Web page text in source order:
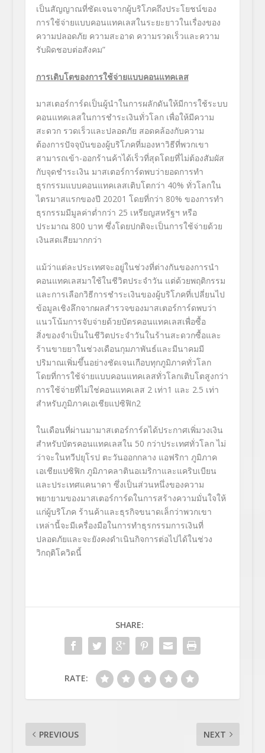
เป็นสัญญาณที่ชัดเจนจากผู้บริโภคถึงประโยชน์ของ
การใช้จ่ายแบบคอนแทคเลสในระยะยาวในเรื่องของ
ความปลอดภัย ความสะอาด ความรวดเร็วและความ
รับผิดชอบต่อสังคม”
การเติบโตของการใช้จ่ายแบบคอนแทคเลส
มาสเตอร์การ์ดเป็นผู้นำในการผลักดันให้มีการใช้ระบบ
คอนแทคเลสในการชำระเงินทั่วโลก เพื่อให้มีความ
สะดวก รวดเร็วและปลอดภัย สอดคล้องกับความ
ต้องการปัจจุบันของผู้บริโภคที่มองหาวิธีที่พวกเขา
สามารถเข้า-ออกร้านค้าได้เร็วที่สุดโดยที่ไม่ต้องสัมผัส
กับจุดชำระเงิน มาสเตอร์การ์ดพบว่ายอดการทำ
ธุรกรรมแบบคอนแทคเลสเติบโตกว่า 40% ทั่วโลกใน
ไตรมาสแรกของปี 20201 โดยที่กว่า 80% ของการทำ
ธุรกรรมมีมูลค่าต่ำกว่า 25 เหรียญสหรัฐฯ หรือ
ประมาณ 800 บาท ซึ่งโดยปกติจะเป็นการใช้จ่ายด้วย
เงินสดเสียมากกว่า
แม้ว่าแต่ละประเทศจะอยู่ในช่วงที่ต่างกันของการนำ
คอนแทคเลสมาใช้ในชีวิตประจำวัน แต่ด้วยพฤติกรรม
และการเลือกวิธีการชำระเงินของผู้บริโภคที่เปลี่ยนไป
ข้อมูลเชิงลึกจากผลสำรวจของมาสเตอร์การ์ดพบว่า
แนวโน้มการจับจ่ายด้วยบัตรคอนแทคเลสเพื่อซื้อ
สิ่งของจำเป็นในชีวิตประจำวันในร้านสะดวกซื้อและ
ร้านขายยาในช่วงเดือนกุมภาพันธ์และมีนาคมมี
ปริมาณเพิ่มขึ้นอย่างชัดเจนเกือบทุกภูมิภาคทั่วโลก
โดยที่การใช้จ่ายแบบคอนแทคเลสทั่วโลกเติบโตสูงกว่า
การใช้จ่ายที่ไม่ใช่คอนแทคเลส 2 เท่า1 และ 2.5 เท่า
สำหรับภูมิภาคเอเชียแปซิฟิก2
ในเดือนที่ผ่านมามาสเตอร์การ์ดได้ประกาศเพิ่มวงเงิน
สำหรับบัตรคอนแทคเลสใน 50 กว่าประเทศทั่วโลก ไม่
ว่าจะในทวีปยุโรป ตะวันออกกลาง แอฟริกา ภูมิภาค
เอเชียแปซิฟิก ภูมิภาคลาตินอเมริกาและแคริบเบียน
และประเทศแคนาดา ซึ่งเป็นส่วนหนึ่งของความ
พยายามของมาสเตอร์การ์ดในการสร้างความมั่นใจให้
แก่ผู้บริโภค ร้านค้าและธุรกิจขนาดเล็กว่าพวกเขา
เหล่านี้จะมีเครื่องมือในการทำธุรกรรมการเงินที่
ปลอดภัยและจะยังคงดำเนินกิจการต่อไปได้ในช่วง
วิกฤติโควิดนี้
SHARE:
RATE:
PREVIOUS NEXT